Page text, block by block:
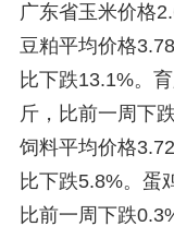
广东省玉米价格
豆粕平均价格
比下跌13.1%。
斤，比前一周下
饲料平均价格
比下跌5.8%。蛋
比前一周下跌